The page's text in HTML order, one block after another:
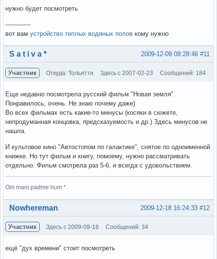
нужно будет посмотреть
-------------
вот вам устройство теплых водяных полов кому нужно
Вне форума #11
2009-12-09 08:28:46
S a t i v a *
Участник Откуда: Тольятти Здесь с 2007-02-23 Сообщений: 184
Еще недавно посмотрела русский фильм "Новая земля".
Понравилось, очень. Не знаю почему даже)
Во всех фильмах есть какие-то минусы (косяки в сюжете,
непродуманная концовка, предсказуемость и др.) Здесь минусов не
нашла.
И культовое кино "Автостопом по галактике", снятое по одноименной
книжке. Но тут фильм и книгу, помоему, нужно рассматривать
отдельно. Фильм смотрела раз 5-6, и всегда с удовольствием.
Om mani padme hum *
Вне форума #12
2009-12-18 16:24:33
Nowhereman
Участник Здесь с 2009-09-18 Сообщений: 34
ещё "дух времени" стоит посмотреть